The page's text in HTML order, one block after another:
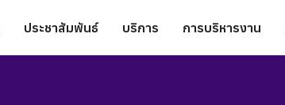
ประชาสัมพันธ์ บริการ การบริหารงาน